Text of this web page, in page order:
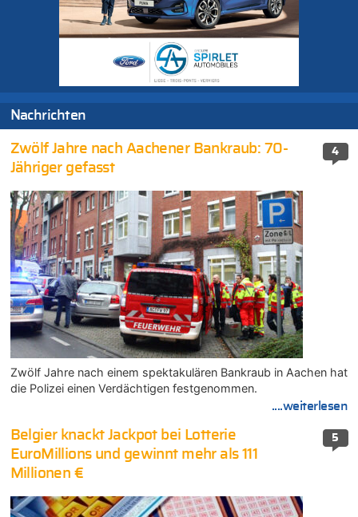
Nachrichten
4
Zwölf Jahre nach Aachener Bankraub: 70-
Jähriger gefasst
Zwölf Jahre nach einem spektakulären Bankraub in Aachen hat
die Polizei einen Verdächtigen festgenommen.
....weiterlesen
5
Belgier knackt Jackpot bei Lotterie
EuroMillions und gewinnt mehr als 111
Millionen €